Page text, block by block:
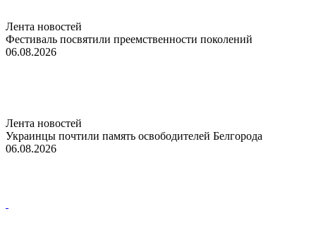
Лента новостей
Фестиваль посвятили преемственности поколений
06.08.2026
Лента новостей
Украинцы почтили память освободителей Белгорода
06.08.2026